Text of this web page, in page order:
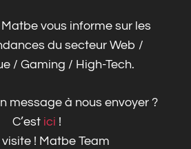
vous informe sur les
du secteur Web /
/ Gaming / High-Tech.
message à nous envoyer ?
C’est ici !
visite ! Matbe Team